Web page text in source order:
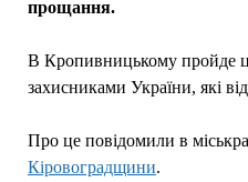
прощання.
В Кропивницькому пройде
захисниками України, які
Про це повідомили в
Кіровоградщини.